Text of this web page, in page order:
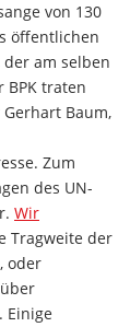
von 130
öffentlichen
der am selben
BPK traten
Baum,
Zum
des UN-
Wir
Tragweite der
oder
Einige